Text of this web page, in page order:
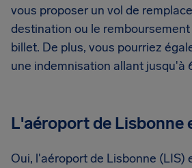
vous proposer un vol de
destination ou le
billet. De plus, vous pourriez
une indemnisation allant jusqu'à
L'aéroport de Lisbonne
Oui, l'aéroport de Lisbonne (LIS)